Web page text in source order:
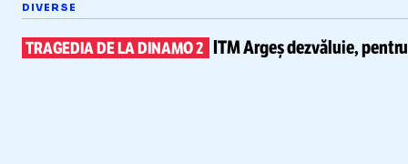
DIVERSE
TRAGEDIA DE LA DINAMO 2 ITM Argeș dezvăluie,